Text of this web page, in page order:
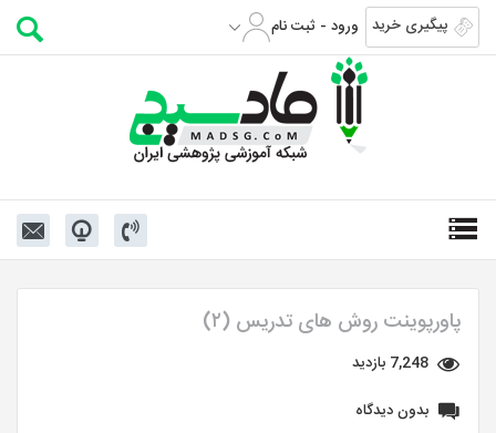
پیگیری خرید ورود - ثبت نام
پاورپوینت روش های تدریس (۲)
7,248 بازدید
بدون دیدگاه